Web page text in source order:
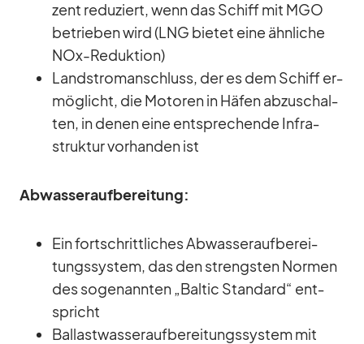
zent re­du­ziert, wenn das Schiff mit MGO
be­trie­ben wird (LNG bie­tet eine ähn­li­che
NOx-Re­duk­tion)
Land­stro­m­an­schluss, der es dem Schiff er­
mög­licht, die Mo­to­ren in Hä­fen ab­zu­schal­
ten, in de­nen eine ent­spre­chende In­fra­
struk­tur vor­han­den ist
Ab­was­ser­auf­be­rei­tung:
Ein fort­schritt­li­ches Ab­was­ser­auf­be­rei­
tungs­sys­tem, das den strengs­ten Nor­men
des so­ge­nann­ten „Bal­tic Stan­dard“ ent­
spricht
Bal­last­was­ser­auf­be­rei­tungs­sys­tem mit